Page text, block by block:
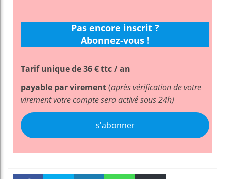
Pas encore inscrit ?
Abonnez-vous !
Tarif unique de 36 € ttc / an
payable par virement(après vérification de votre
virement votre compte sera activé sous 24h)
s'abonner